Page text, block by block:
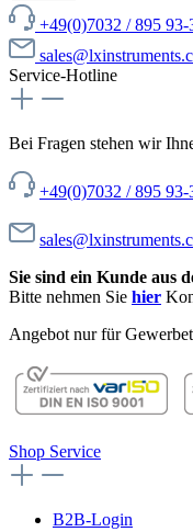
+49(0)7032 / 895 93-
Service-Hotline
Bei Fragen stehen wir
+49(0)7032 / 895 93-
Sie sind ein Kunde aus
Bitte nehmen Sie hier
Angebot nur für
Shop Service
B2B-Login